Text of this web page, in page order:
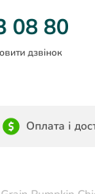
Даруємо
08 80
дзвінок
Оплата і